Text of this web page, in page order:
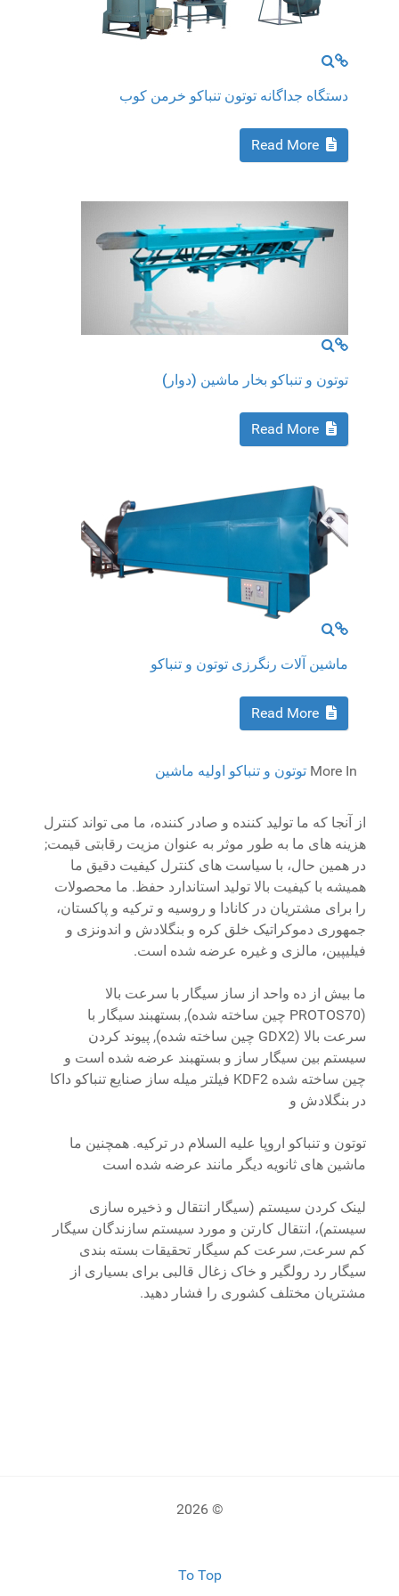
MOD_JTCS_VIEW_ARTICLE_LINK
MOD_JTCS_VIEW_FULL_IMAGE
دستگاه جداگانه توتون تنباکو خرمن کوب
MOD_JTCS_VIEW_ARTICLE_LINK
MOD_JTCS_VIEW_FULL_IMAGE
توتون و تنباکو بخار ماشین (دوار)
MOD_JTCS_VIEW_ARTICLE_LINK
MOD_JTCS_VIEW_FULL_IMAGE
ماشین آلات رنگرزی توتون و تنباکو
More In توتون و تنباکو اولیه ماشین
از آنجا که ما تولید کننده و صادر کننده، ما می تواند کنترل
هزینه های ما به طور موثر به عنوان مزیت رقابتی قیمت;
در همین حال، با سیاست های کنترل کیفیت دقیق ما
همیشه با کیفیت بالا تولید استاندارد حفظ. ما محصولات
را برای مشتریان در کانادا و روسیه و ترکیه و پاکستان،
جمهوری دموکراتیک خلق کره و بنگلادش و اندونزی و
فیلیپین، مالزی و غیره عرضه شده است.
ما بیش از ده واحد از ساز سیگار با سرعت بالا
(PROTOS70 چین ساخته شده), بستهبند سیگار با
سرعت بالا (GDX2 چین ساخته شده), پیوند کردن
سیستم بین سیگار ساز و بستهبند عرضه شده است و
چین ساخته شده KDF2 فیلتر میله ساز صنايع تنباکو داکا
در بنگلادش و
توتون و تنباکو اروپا عليه السلام در ترکیه. همچنین ما
ماشین های ثانویه دیگر مانند عرضه شده است
لینک کردن سیستم (سیگار انتقال و ذخیره سازی
سیستم)، انتقال کارتن و مورد سیستم سازندگان سیگار
کم سرعت, سرعت کم سیگار تحقيقات بسته بندی
سیگار رد رولگیر و خاک زغال قالبی برای بسیاری از
مشتریان مختلف کشوری را فشار دهید.
© 2026
To Top